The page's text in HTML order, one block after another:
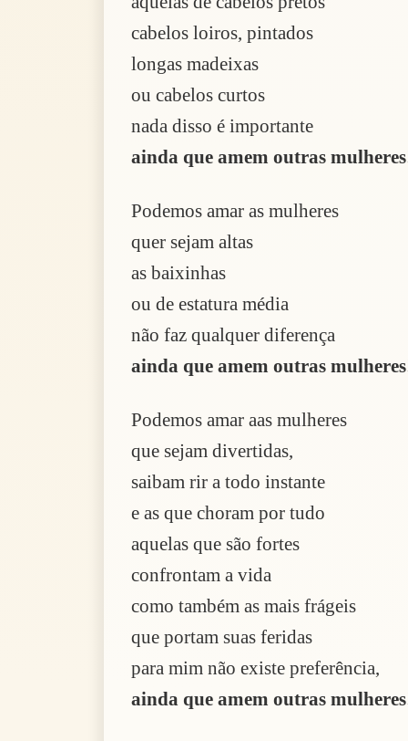
cabelos loiros, pintados
longas madeixas
ou cabelos curtos
nada disso é importante
ainda que amem outras
Podemos amar as mulheres
quer sejam altas
as baixinhas
ou de estatura média
não faz qualquer diferença
ainda que amem outras
Podemos amar aas mulheres
que sejam divertidas,
saibam rir a todo instante
e as que choram por tudo
aquelas que são fortes
confrontam a vida
como também as mais frágeis
que portam suas feridas
para mim não existe preferência,
ainda que amem outras